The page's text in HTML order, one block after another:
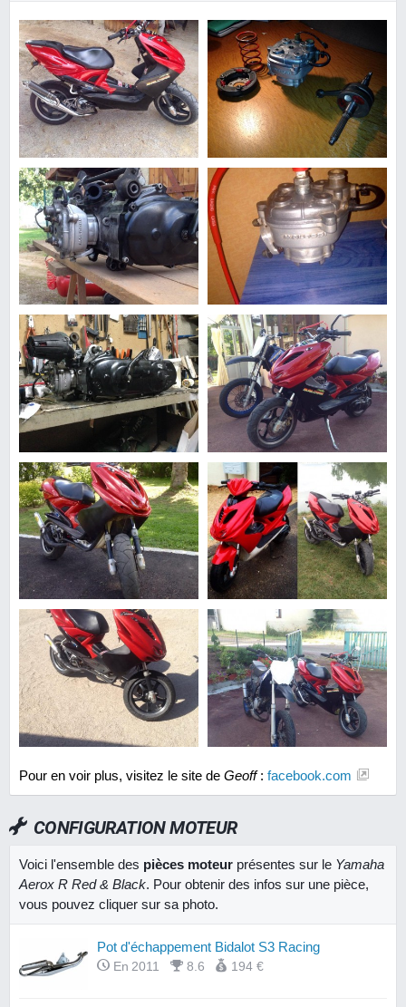
Pour en voir plus, visitez le site de Geoff: facebook.com
CONFIGURATION MOTEUR
Voici l'ensemble des pièces moteur présentes sur le Yamaha
Aerox R Red & Black. Pour obtenir des infos sur une pièce,
vous pouvez cliquer sur sa photo.
Pot d'échappement Bidalot S3 Racing
En 2011 8.6 194 €